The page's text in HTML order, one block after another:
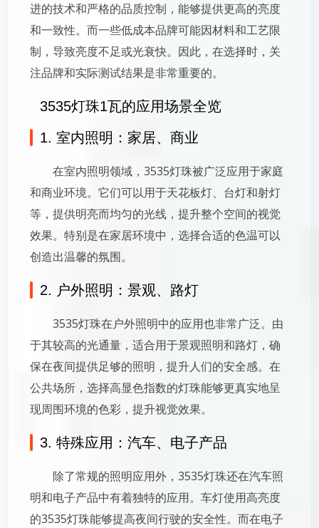
进的技术和严格的品质控制，能够提供更高的亮度
和一致性。而一些低成本品牌可能因材料和工艺限
制，导致亮度不足或光衰快。因此，在选择时，关
注品牌和实际测试结果是非常重要的。
3535灯珠1瓦的应用场景全览
1. 室内照明：家居、商业
在室内照明领域，3535灯珠被广泛应用于家庭
和商业环境。它们可以用于天花板灯、台灯和射灯
等，提供明亮而均匀的光线，提升整个空间的视觉
效果。特别是在家居环境中，选择合适的色温可以
创造出温馨的氛围。
2. 户外照明：景观、路灯
3535灯珠在户外照明中的应用也非常广泛。由
于其较高的光通量，适合用于景观照明和路灯，确
保在夜间提供足够的照明，提升人们的安全感。在
公共场所，选择高显色指数的灯珠能够更真实地呈
现周围环境的色彩，提升视觉效果。
3. 特殊应用：汽车、电子产品
除了常规的照明应用外，3535灯珠还在汽车照
明和电子产品中有着独特的应用。车灯使用高亮度
的3535灯珠能够提高夜间行驶的安全性。而在电子